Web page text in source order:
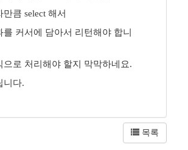
큼 select 해서
를 커서에 담아서 리턴해야 합니
으로 처리해야 할지 막막하네요.
니다.
목록